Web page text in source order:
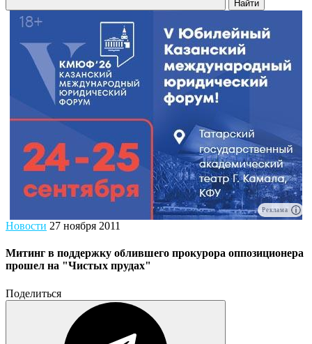
Найти
Реклама
Новости 27 ноября 2011
Митинг в поддержку облившего прокурора оппозиционера
прошел на "Чистых прудах"
Поделиться